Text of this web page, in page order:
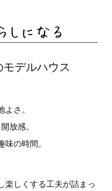
デルハウス
さ。
放感。
の時間。
楽しくする工夫が詰まっ